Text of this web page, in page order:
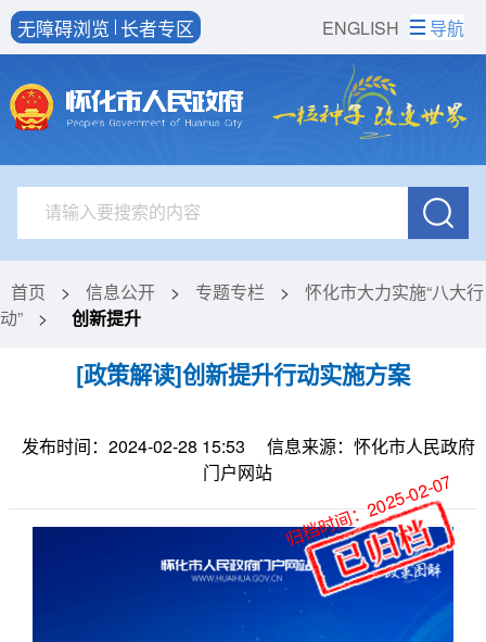
ENGLISH
无障碍浏览 长者专区 导航
首页 > 信息公开 > 专题专栏 >
怀化市大力实施“八大行
动”
> 创新提升
[政策解读]创新提升行动实施方案
发布时间：2024-02-28 15:53
信息来源：怀化市人民政府
门户网站 归档时间：2025-02-07